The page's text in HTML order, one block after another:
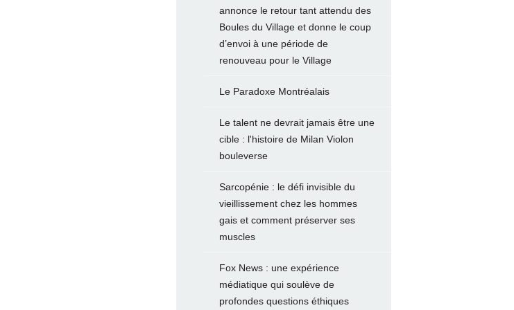
annonce le retour tant attendu des
Boules du Village et donne le coup
d’envoi à une période de
renouveau pour le Village
Le Paradoxe Montréalais
Le talent ne devrait jamais être une
cible : l'histoire de Milan Violon
bouleverse
Sarcopénie : le défi invisible du
vieillissement chez les hommes
gais et comment préserver ses
muscles
Fox News : une expérience
médiatique qui soulève de
profondes questions éthiques